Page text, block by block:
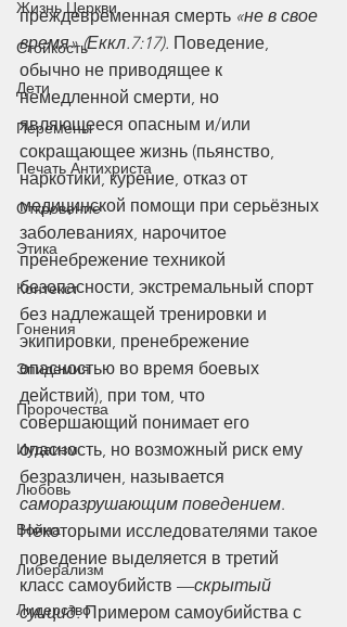
Жизнь Церкви
Стойкость
Дети
Перемены
Печать Антихриста
Откровение
Этика
Контекст
Гонения
Эпидемия
Пророчества
Иудаизм
Любовь
Война
Либерализм
Лидерство
преждевременная смерть «не в свое
время» (Еккл.7:17). Поведение,
обычно не приводящее к
немедленной смерти, но
являющееся опасным и/или
сокращающее жизнь (пьянство,
наркотики, курение, отказ от
медицинской помощи при серьёзных
заболеваниях, нарочитое
пренебрежение техникой
безопасности, экстремальный спорт
без надлежащей тренировки и
экипировки, пренебрежение
опасностью во время боевых
действий), при том, что
совершающий понимает его
опасность, но возможный риск ему
безразличен, называется
саморазрушающим поведением.
Некоторыми исследователями такое
поведение выделяется в третий
класс самоубийств —скрытый
суицид. Примером самоубийства с